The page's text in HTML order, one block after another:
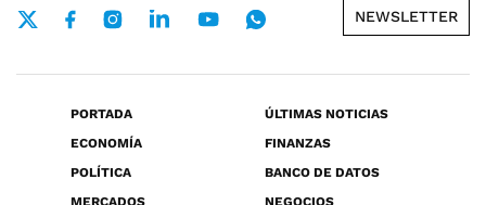
NEWSLETTER
PORTADA
ÚLTIMAS NOTICIAS
ECONOMÍA
FINANZAS
POLÍTICA
BANCO DE DATOS